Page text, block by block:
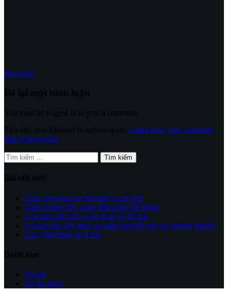
Share this
Learn how your comment
data is processed.
Tìm
kiếm
Cách chọn loại xe khi thuê xe du lịch
Thuê xe dịp Tết, càng sớm càng tiết kiệm!
Lựa chọn địa chỉ uy tín thuê xe du lịch
Lợi ích của việc thuê xe ngắn hạn đối với các doanh nghiệp
Lưu ý khi thuê xe 4 chỗ
Tin tức
Tuyển dụng